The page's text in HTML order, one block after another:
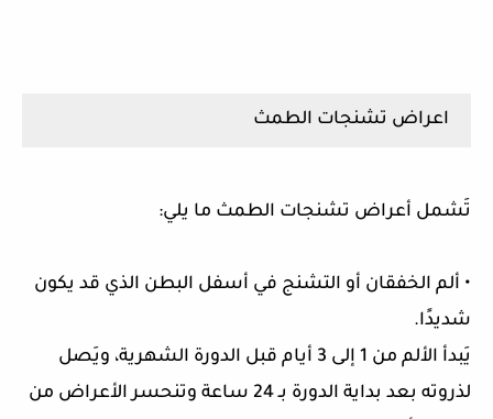
اعراض تشنجات الطمث
تَشمل أعراض تشنجات الطمث ما يلي:
• ألم الخفقان أو التشنج في أسفل البطن الذي قد يكون
شديدًا.
يَبدأ الألم من 1 إلى 3 أيام قبل الدورة الشهرية، ويَصل
لذروته بعد بداية الدورة بـ 24 ساعة وتنحسر الأعراض من